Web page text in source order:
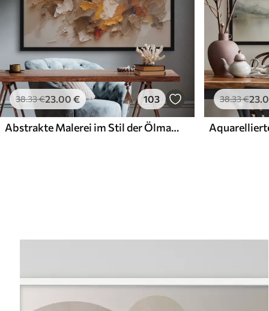
38.33€23.00 € 103
Abstrakte Malerei im Stil der Ölmalerei
38.33€23